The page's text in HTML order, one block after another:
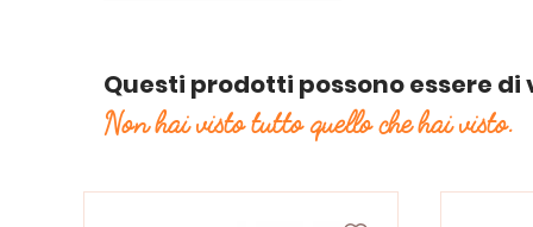
Questi prodotti possono essere
Non hai visto tutto quello che hai visto.